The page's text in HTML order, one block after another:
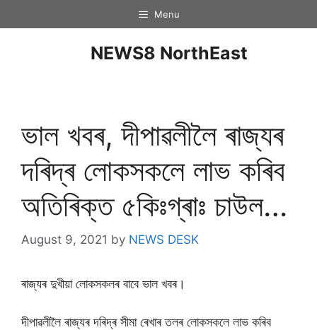
Menu
NEWS8 NorthEast
ভাল খবৰ, দীপাৱলীলৈ ৰাজ্যৰ
দৰিদ্ৰ লোকসকলে লাভ কৰিব
অতিৰিক্ত ৫কিঃগ্ৰাঃ চাউল…
August 9, 2021 by NEWS DESK
ৰাজ্যৰ দুখীয়া লোকসকলৰ বাবে ভাল খবৰ।
দীপাৱলীলৈ ৰাজ্যৰ দৰিদ্ৰ সীমা ৰেখাৰ তলৰ লোকসকলে লাভ কৰিব